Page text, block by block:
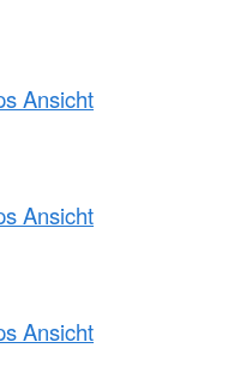
Ansicht
Ansicht
Ansicht